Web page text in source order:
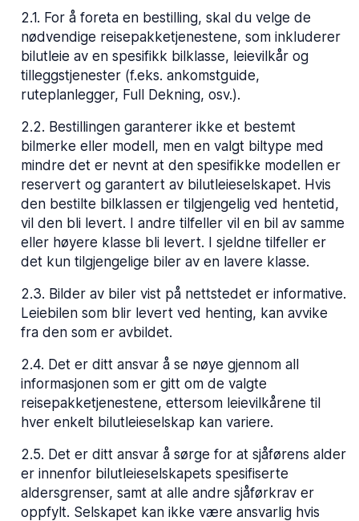
2.1. For å foreta en bestilling, skal du velge de
nødvendige reisepakketjenestene, som inkluderer
bilutleie av en spesifikk bilklasse, leievilkår og
tilleggstjenester (f.eks. ankomstguide,
ruteplanlegger, Full Dekning, osv.).
2.2. Bestillingen garanterer ikke et bestemt
bilmerke eller modell, men en valgt biltype med
mindre det er nevnt at den spesifikke modellen er
reservert og garantert av bilutleieselskapet. Hvis
den bestilte bilklassen er tilgjengelig ved hentetid,
vil den bli levert. I andre tilfeller vil en bil av samme
eller høyere klasse bli levert. I sjeldne tilfeller er
det kun tilgjengelige biler av en lavere klasse.
2.3. Bilder av biler vist på nettstedet er informative.
Leiebilen som blir levert ved henting, kan avvike
fra den som er avbildet.
2.4. Det er ditt ansvar å se nøye gjennom all
informasjonen som er gitt om de valgte
reisepakketjenestene, ettersom leievilkårene til
hver enkelt bilutleieselskap kan variere.
2.5. Det er ditt ansvar å sørge for at sjåførens alder
er innenfor bilutleieselskapets spesifiserte
aldersgrenser, samt at alle andre sjåførkrav er
oppfylt. Selskapet kan ikke være ansvarlig hvis